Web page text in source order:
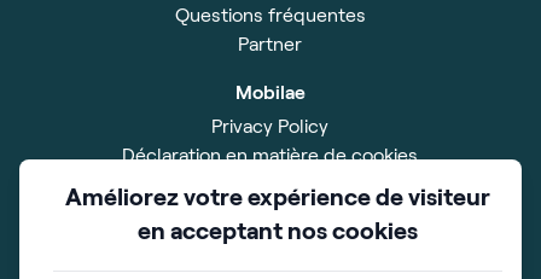
Questions fréquentes
Partner
Mobilae
Privacy Policy
Déclaration en matière de cookies
Impressum
Conditions Générales
Améliorez votre expérience de visiteur
en acceptant nos cookies